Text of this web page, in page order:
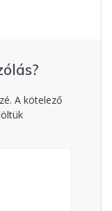
A kötelező